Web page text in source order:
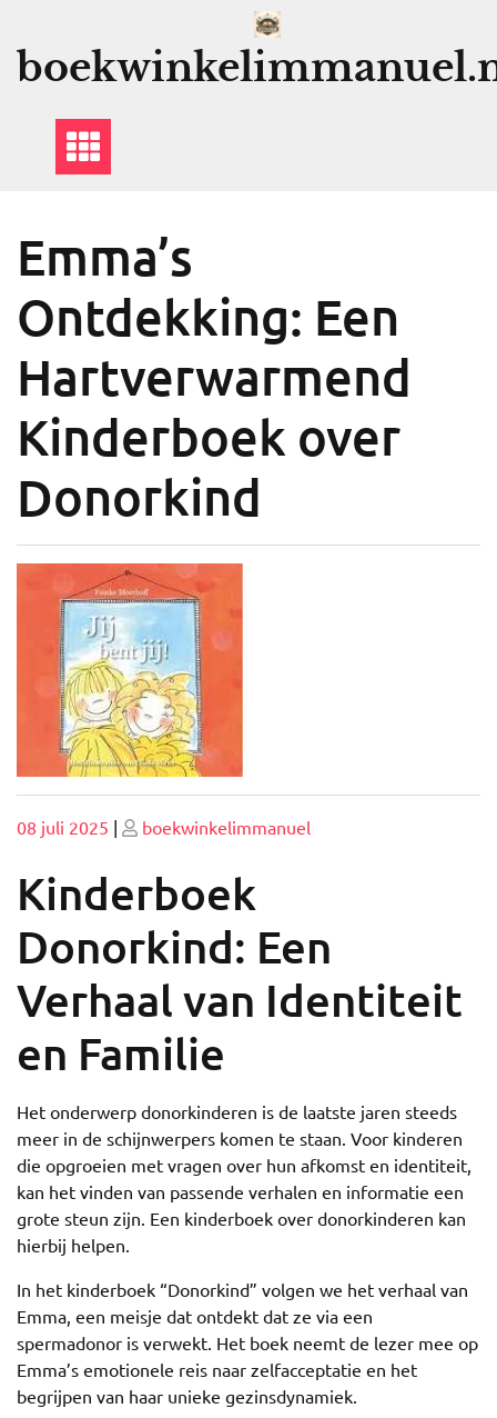
Emma’s
Ontdekking: Een
Hartverwarmend
Kinderboek over
Donorkind
Geplaatst
08 juli 2025 | Geplaatst
boekwinkelimmanuel
Kinderboek
Donorkind: Een
Verhaal van Identiteit
en Familie
Het onderwerp donorkinderen is de laatste jaren steeds
meer in de schijnwerpers komen te staan. Voor kinderen
die opgroeien met vragen over hun afkomst en identiteit,
kan het vinden van passende verhalen en informatie een
grote steun zijn. Een kinderboek over donorkinderen kan
hierbij helpen.
In het kinderboek “Donorkind” volgen we het verhaal van
Emma, een meisje dat ontdekt dat ze via een
spermadonor is verwekt. Het boek neemt de lezer mee op
Emma’s emotionele reis naar zelfacceptatie en het
begrijpen van haar unieke gezinsdynamiek.